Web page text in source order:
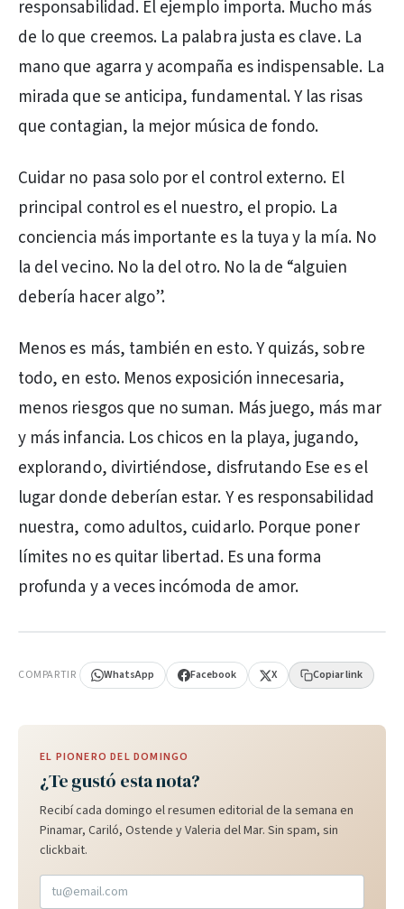
responsabilidad. El ejemplo importa. Mucho más
de lo que creemos. La palabra justa es clave. La
mano que agarra y acompaña es indispensable. La
mirada que se anticipa, fundamental. Y las risas
que contagian, la mejor música de fondo.
Cuidar no pasa solo por el control externo. El
principal control es el nuestro, el propio. La
conciencia más importante es la tuya y la mía. No
la del vecino. No la del otro. No la de “alguien
debería hacer algo”.
Menos es más, también en esto. Y quizás, sobre
todo, en esto. Menos exposición innecesaria,
menos riesgos que no suman. Más juego, más mar
y más infancia. Los chicos en la playa, jugando,
explorando, divirtiéndose, disfrutando Ese es el
lugar donde deberían estar. Y es responsabilidad
nuestra, como adultos, cuidarlo. Porque poner
límites no es quitar libertad. Es una forma
profunda y a veces incómoda de amor.
COMPARTIR WhatsApp Facebook X Copiar link
EL PIONERO DEL DOMINGO
¿Te gustó esta nota?
Recibí cada domingo el resumen editorial de la semana en
Pinamar, Cariló, Ostende y Valeria del Mar. Sin spam, sin
clickbait.